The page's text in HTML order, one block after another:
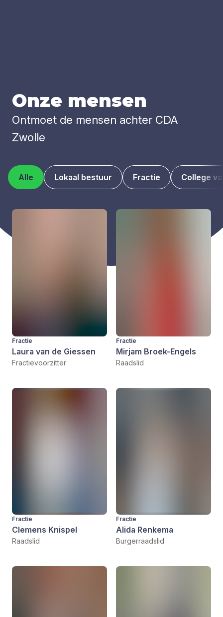
Onze men­sen
Ontmoet de mensen achter CDA
Zwolle
Alle Lokaal bestuur Fractie College
Fractie
Laura van de Giessen
Fractievoorzitter
Fractie
Mirjam Broek-Engels
Raadslid
Fractie
Clemens Knispel
Raadslid
Fractie
Alida Renkema
Burgerraadslid